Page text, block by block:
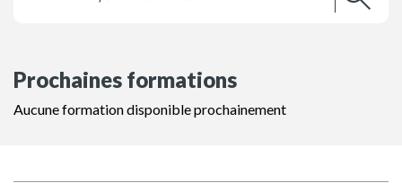
Prochaines formations
Aucune formation disponible prochainement